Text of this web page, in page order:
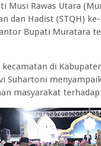
Musi Rawas Utara
dan Hadist (STQH)
Bupati Muratara
kecamatan di
Suhartoni
masyarakat